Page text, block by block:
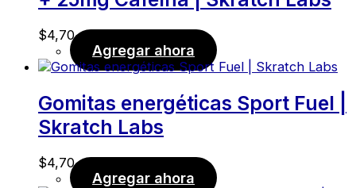
$4,70
Agregar ahora
Gomitas energéticas Sport Fuel |
Skratch Labs
$4,70
Agregar ahora